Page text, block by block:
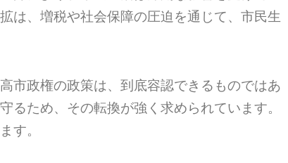
は、増税や社会保障の圧迫を通じて、市民生
市政権の政策は、到底容認できるものではあ
るため、その転換が強く求められています。
す。